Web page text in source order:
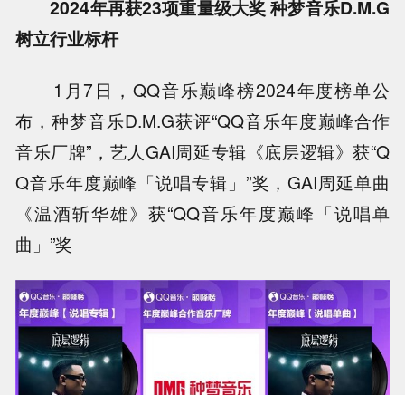
2024年再获23项重量级大奖 种梦音乐D.M.G
树立行业标杆
1月7日，QQ音乐巅峰榜2024年度榜单公
布，种梦音乐D.M.G获评“QQ音乐年度巅峰合作
音乐厂牌”，艺人GAI周延专辑《底层逻辑》获“Q
Q音乐年度巅峰「说唱专辑」”奖，GAI周延单曲
《温酒斩华雄》获“QQ音乐年度巅峰「说唱单
曲」”奖